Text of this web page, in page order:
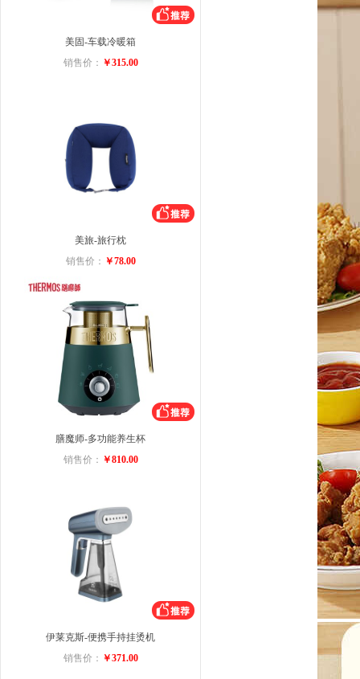
美固-车载冷暖箱
销售价： ￥315.00
美旅-旅行枕
销售价： ￥78.00
膳魔师-多功能养生杯
销售价： ￥810.00
伊莱克斯-便携手持挂烫机
销售价： ￥371.00